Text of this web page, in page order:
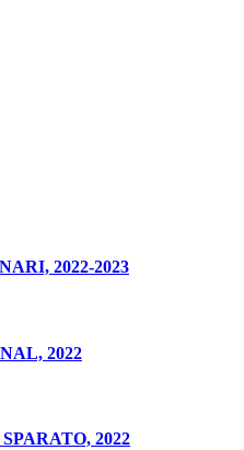
2022-2023
2022
2022